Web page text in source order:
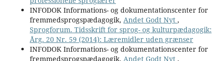
INFODOK Informations- og dokumentationscenter for
fremmedsprogspædagogik, Andet Godt Nyt ,
Sprogforum. Tidsskrift for sprog- og kulturpædagogik:
Årg. 20 Nr. 59 (2014): Læremidler uden grænser
INFODOK Informations- og dokumentationscenter for
fremmedsprogspædagogik, Andet Godt Nyt ,